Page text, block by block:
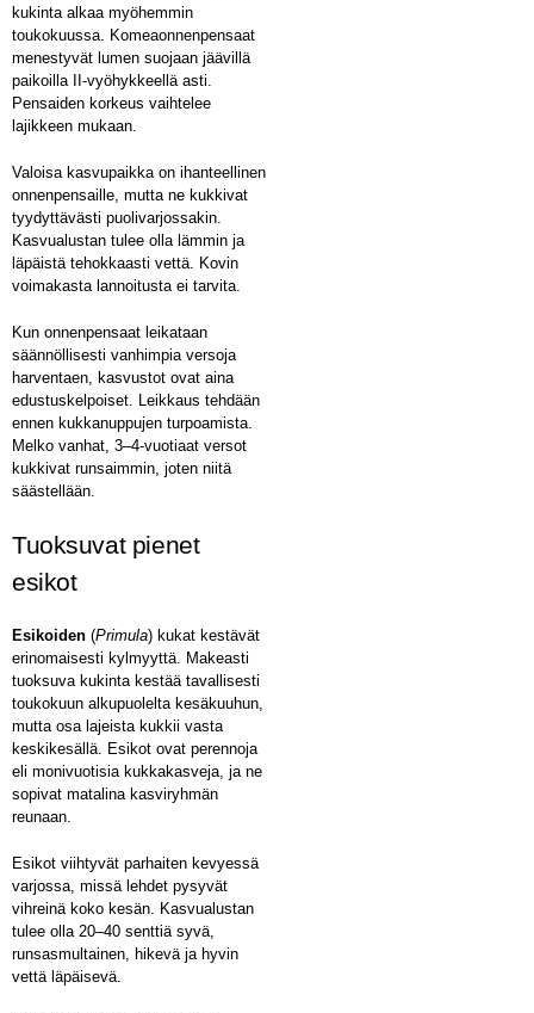
kukinta alkaa myöhemmin
toukokuussa. Komeaonnenpensaat
menestyvät lumen suojaan jäävillä
paikoilla II-vyöhykkeellä asti.
Pensaiden korkeus vaihtelee
lajikkeen mukaan.
Valoisa kasvupaikka on ihanteellinen
onnenpensaille, mutta ne kukkivat
tyydyttävästi puolivarjossakin.
Kasvualustan tulee olla lämmin ja
läpäistä tehokkaasti vettä. Kovin
voimakasta lannoitusta ei tarvita.
Kun onnenpensaat leikataan
säännöllisesti vanhimpia versoja
harventaen, kasvustot ovat aina
edustuskelpoiset. Leikkaus tehdään
ennen kukkanuppujen turpoamista.
Melko vanhat, 3–4-vuotiaat versot
kukkivat runsaimmin, joten niitä
säästellään.
Tuoksuvat pienet
esikot
Esikoiden (Primula) kukat kestävät
erinomaisesti kylmyyttä. Makeasti
tuoksuva kukinta kestää tavallisesti
toukokuun alkupuolelta kesäkuuhun,
mutta osa lajeista kukkii vasta
keskikesällä. Esikot ovat perennoja
eli monivuotisia kukkakasveja, ja ne
sopivat matalina kasviryhmän
reunaan.
Esikot viihtyvät parhaiten kevyessä
varjossa, missä lehdet pysyvät
vihreinä koko kesän. Kasvualustan
tulee olla 20–40 senttiä syvä,
runsasmultainen, hikevä ja hyvin
vettä läpäisevä.